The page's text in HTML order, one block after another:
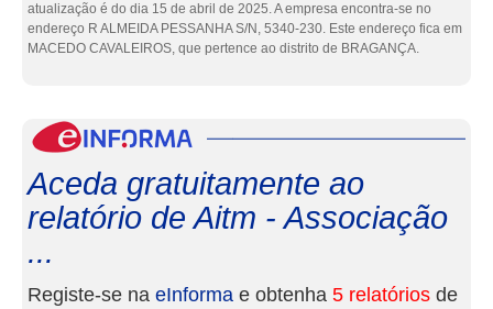
atualização é do dia 15 de abril de 2025. A empresa encontra-se no
endereço R ALMEIDA PESSANHA S/N, 5340-230. Este endereço fica em
MACEDO CAVALEIROS, que pertence ao distrito de BRAGANÇA.
Aceda gratuitamente ao
relatório de Aitm - Associação
...
Registe-se na eInforma e obtenha 5 relatórios de